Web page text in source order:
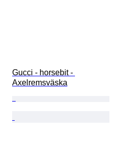
Gucci - horsebit -
Axelremsväska